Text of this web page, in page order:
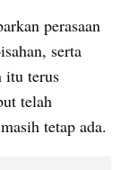
perasaan
serta
itu terus
telah
tetap ada.